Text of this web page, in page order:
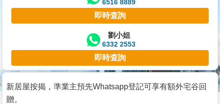
業
主
宅
谷
按
6516 8889
即時查詢
劉小姐
6332 2553
即時查詢
新居屋按揭，準業主預先Whatsapp登記可享有額外宅谷回
贈。